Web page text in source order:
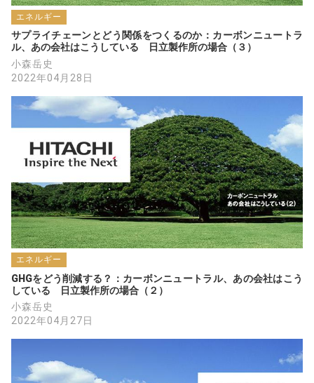
エネルギー
サプライチェーンとどう関係をつくるのか：カーボンニュートラ
ル、あの会社はこうしている　日立製作所の場合（３）
小森岳史
2022年04月28日
エネルギー
GHGをどう削減する？：カーボンニュートラル、あの会社はこう
している　日立製作所の場合（２）
小森岳史
2022年04月27日